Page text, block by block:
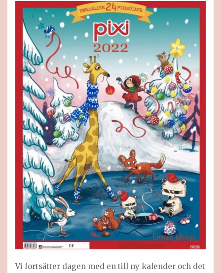
Vi fortsätter dagen med en till ny kalender och det